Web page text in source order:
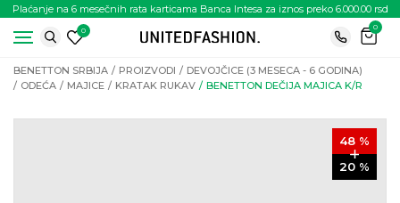
Plaćanje na 6 mesečnih rata karticama Banca Intesa za iznos preko 6.000.00 rsd
0
0
BENETTON SRBIJA PROIZVODI
DEVOJČICE (3 MESECA - 6 GODINA)
ODEĆA
MAJICE KRATAK RUKAV BENETTON DEČIJA MAJICA K/R
48 %
20 %